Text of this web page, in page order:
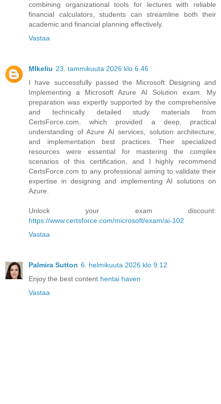
combining organizational tools for lectures with reliable
financial calculators, students can streamline both their
academic and financial planning effectively.
Vastaa
MIkeliu 23. tammikuuta 2026 klo 6.46
I have successfully passed the Microsoft Designing and
Implementing a Microsoft Azure AI Solution exam. My
preparation was expertly supported by the comprehensive
and technically detailed study materials from
CertsForce.com, which provided a deep, practical
understanding of Azure AI services, solution architecture,
and implementation best practices. Their specialized
resources were essential for mastering the complex
scenarios of this certification, and I highly recommend
CertsForce.com to any professional aiming to validate their
expertise in designing and implementing AI solutions on
Azure.
Unlock your exam discount:
https://www.certsforce.com/microsoft/exam/ai-102
Vastaa
Palmira Sutton 6. helmikuuta 2026 klo 9.12
Enjoy the best content hentai haven
Vastaa